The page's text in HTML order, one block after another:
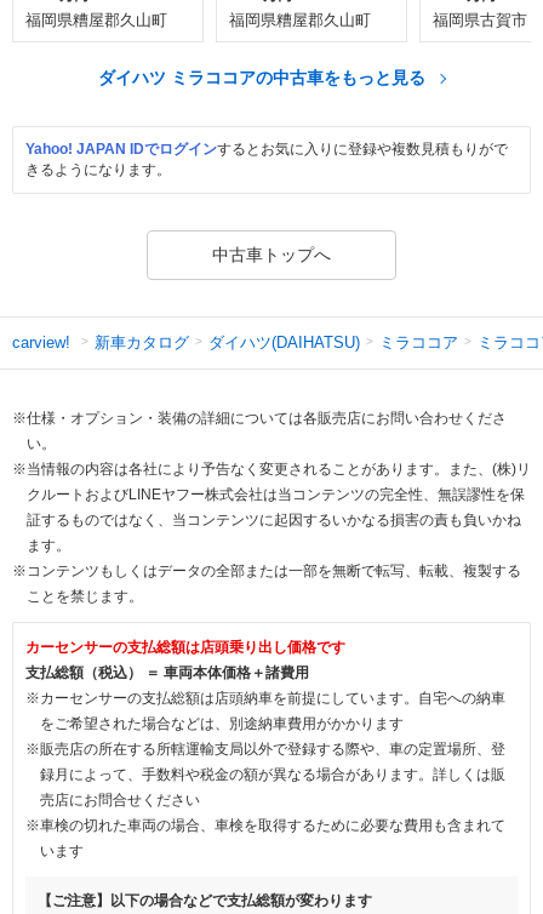
福岡県糟屋郡久山町 福岡県糟屋郡久山町 福岡県古賀市
ダイハツ ミラココアの中古車をもっと見る
Yahoo! JAPAN IDでログインするとお気に入りに登録や複数見積もりがで
きるようになります。
中古車トップへ
carview! 新車カタログ ダイハツ(DAIHATSU) ミラココア ミラコ
※仕様・オプション・装備の詳細については各販売店にお問い合わせくださ
い。
※当情報の内容は各社により予告なく変更されることがあります。また、(株)リ
クルートおよびLINEヤフー株式会社は当コンテンツの完全性、無誤謬性を保
証するものではなく、当コンテンツに起因するいかなる損害の責も負いかね
ます。
※コンテンツもしくはデータの全部または一部を無断で転写、転載、複製する
ことを禁じます。
カーセンサーの支払総額は店頭乗り出し価格です
支払総額（税込） ＝ 車両本体価格＋諸費用
※カーセンサーの支払総額は店頭納車を前提にしています。自宅への納車
をご希望された場合などは、別途納車費用がかかります
※販売店の所在する所轄運輸支局以外で登録する際や、車の定置場所、登
録月によって、手数料や税金の額が異なる場合があります。詳しくは販
売店にお問合せください
※車検の切れた車両の場合、車検を取得するために必要な費用も含まれて
います
【ご注意】以下の場合などで支払総額が変わります